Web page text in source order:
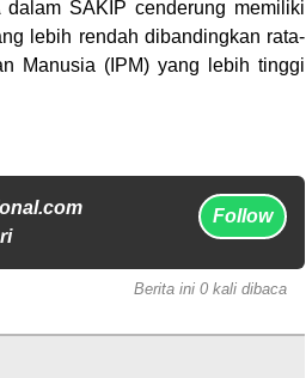
SAKIP cenderung memiliki
lebih rendah dibandingkan rata-
Manusia (IPM) yang lebih tinggi
Follow
Berita ini 0 kali dibaca